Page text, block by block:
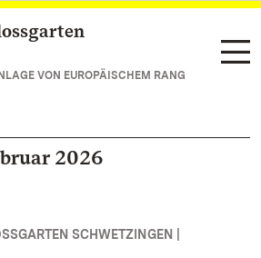
springen
VON EUROPÄISCHEM RANG
2026
SCHWETZINGEN |